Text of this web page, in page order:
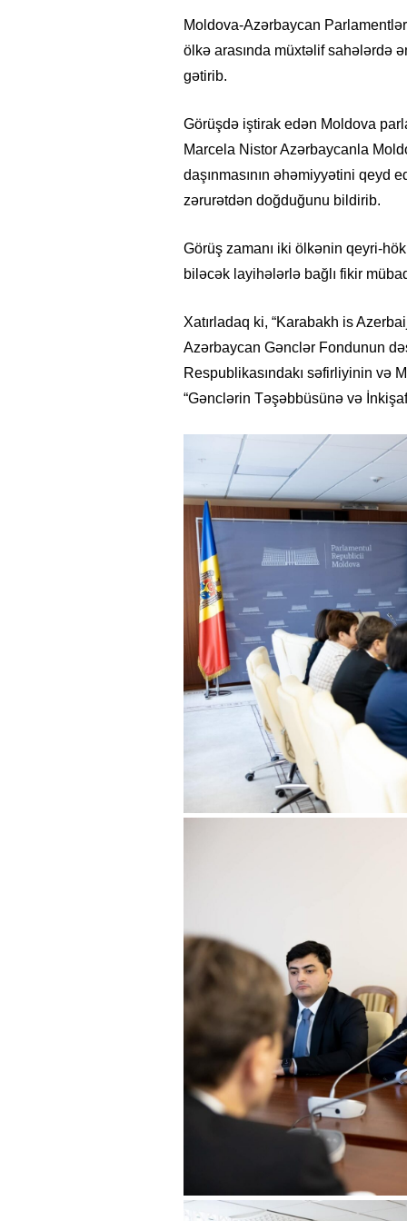
Moldova-Azərbaycan
ölkə arasında müxtəlif sahələrdə
gətirib.
Görüşdə iştirak edən Moldova
Marcela Nistor Azərbaycanla
daşınmasının əhəmiyyətini qeyd
zərurətdən doğduğunu bildirib.
Görüş zamanı iki ölkənin qeyri-
biləcək layihələrlə bağlı fikir
Xatırladaq ki, “Karabakh is
Azərbaycan Gənclər Fondunun
Respublikasındakı səfirliyinin və
“Gənclərin Təşəbbüsünə və